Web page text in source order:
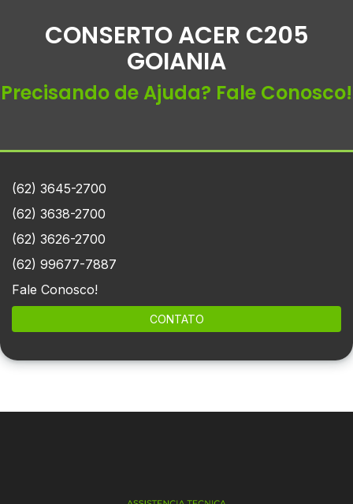
CONSERTO ACER C205
GOIANIA
Precisando de Ajuda? Fale Conosco!
(62) 3645-2700
(62) 3638-2700
(62) 3626-2700
(62) 99677-7887
Fale Conosco!
CONTATO